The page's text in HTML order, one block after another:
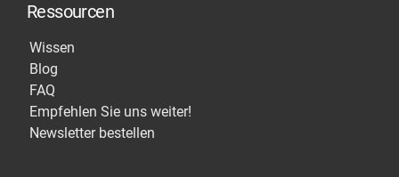
Ressourcen
Wissen
Blog
FAQ
Empfehlen Sie uns weiter!
Newsletter bestellen